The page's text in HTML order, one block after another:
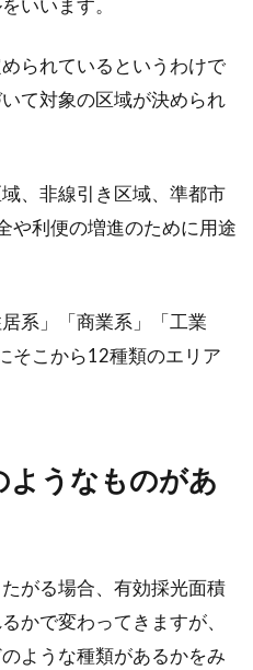
子育てはできる？間取りの
・デメリットとは
、1LDKの部屋を選ぶこともあるでし
義変更のやり方！結婚で氏
た時はどうする？
負担の割合
暮らしをする場合、家賃の目安はど
いいます。
られているというわけで
て対象の区域が決められ
、非線引き区域、準都市
や利便の増進のために用途
系」「商業系」「工業
そこから12種類のエリア
ようなものがあ
がる場合、有効採光面積
かで変わってきますが、
ような種類があるかをみ